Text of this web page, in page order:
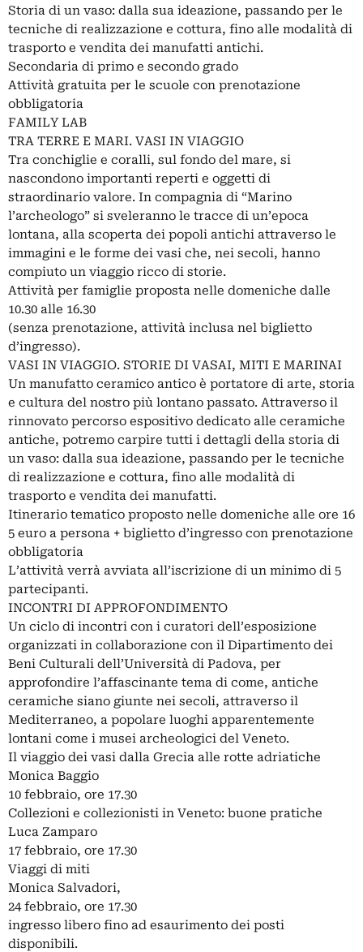
Storia di un vaso: dalla sua ideazione, passando per le
tecniche di realizzazione e cottura, fino alle modalità di
trasporto e vendita dei manufatti antichi.
Secondaria di primo e secondo grado
Attività gratuita per le scuole con prenotazione
obbligatoria
FAMILY LAB
TRA TERRE E MARI. VASI IN VIAGGIO
Tra conchiglie e coralli, sul fondo del mare, si
nascondono importanti reperti e oggetti di
straordinario valore. In compagnia di “Marino
l’archeologo” si sveleranno le tracce di un’epoca
lontana, alla scoperta dei popoli antichi attraverso le
immagini e le forme dei vasi che, nei secoli, hanno
compiuto un viaggio ricco di storie.
Attività per famiglie proposta nelle domeniche dalle
10.30 alle 16.30
(senza prenotazione, attività inclusa nel biglietto
d’ingresso).
VASI IN VIAGGIO. STORIE DI VASAI, MITI E MARINAI
Un manufatto ceramico antico è portatore di arte, storia
e cultura del nostro più lontano passato. Attraverso il
rinnovato percorso espositivo dedicato alle ceramiche
antiche, potremo carpire tutti i dettagli della storia di
un vaso: dalla sua ideazione, passando per le tecniche
di realizzazione e cottura, fino alle modalità di
trasporto e vendita dei manufatti.
Itinerario tematico proposto nelle domeniche alle ore 16
5 euro a persona + biglietto d’ingresso con prenotazione
obbligatoria
L’attività verrà avviata all’iscrizione di un minimo di 5
partecipanti.
INCONTRI DI APPROFONDIMENTO
Un ciclo di incontri con i curatori dell’esposizione
organizzati in collaborazione con il Dipartimento dei
Beni Culturali dell’Università di Padova, per
approfondire l’affascinante tema di come, antiche
ceramiche siano giunte nei secoli, attraverso il
Mediterraneo, a popolare luoghi apparentemente
lontani come i musei archeologici del Veneto.
Il viaggio dei vasi dalla Grecia alle rotte adriatiche
Monica Baggio
10 febbraio, ore 17.30
Collezioni e collezionisti in Veneto: buone pratiche
Luca Zamparo
17 febbraio, ore 17.30
Viaggi di miti
Monica Salvadori,
24 febbraio, ore 17.30
ingresso libero fino ad esaurimento dei posti
disponibili.